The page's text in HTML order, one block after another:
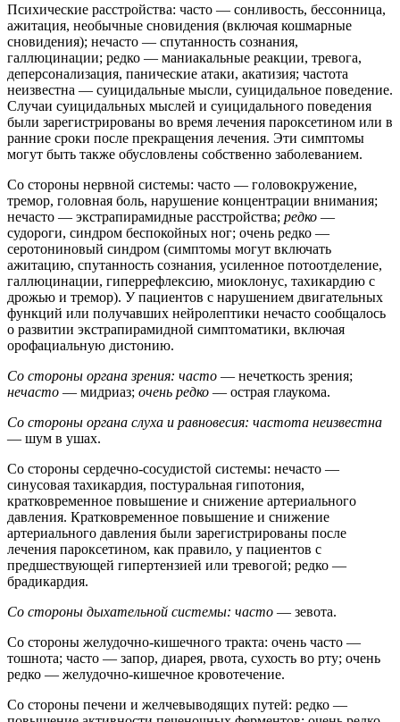
Психические расстройства: часто — сонливость, бессонница,
ажитация, необычные сновидения (включая кошмарные
сновидения); нечасто — спутанность сознания,
галлюцинации; редко — маниакальные реакции, тревога,
деперсонализация, панические атаки, акатизия; частота
неизвестна — суицидальные мысли, суицидальное поведение.
Случаи суицидальных мыслей и суицидального поведения
были зарегистрированы во время лечения пароксетином или в
ранние сроки после прекращения лечения. Эти симптомы
могут быть также обусловлены собственно заболеванием.
Со стороны нервной системы: часто — головокружение,
тремор, головная боль, нарушение концентрации внимания;
нечасто — экстрапирамидные расстройства; редко —
судороги, синдром беспокойных ног; очень редко —
серотониновый синдром (симптомы могут включать
ажитацию, спутанность сознания, усиленное потоотделение,
галлюцинации, гиперрефлексию, миоклонус, тахикардию с
дрожью и тремор). У пациентов с нарушением двигательных
функций или получавших нейролептики нечасто сообщалось
о развитии экстрапирамидной симптоматики, включая
орофациальную дистонию.
Со стороны органа зрения: часто — нечеткость зрения;
нечасто — мидриаз; очень редко — острая глаукома.
Со стороны органа слуха и равновесия: частота неизвестна
— шум в ушах.
Со стороны сердечно-сосудистой системы: нечасто —
синусовая тахикардия, постуральная гипотония,
кратковременное повышение и снижение артериального
давления. Кратковременное повышение и снижение
артериального давления были зарегистрированы после
лечения пароксетином, как правило, у пациентов с
предшествующей гипертензией или тревогой; редко —
брадикардия.
Со стороны дыхательной системы: часто — зевота.
Со стороны желудочно-кишечного тракта: очень часто —
тошнота; часто — запор, диарея, рвота, сухость во рту; очень
редко — желудочно-кишечное кровотечение.
Со стороны печени и желчевыводящих путей: редко —